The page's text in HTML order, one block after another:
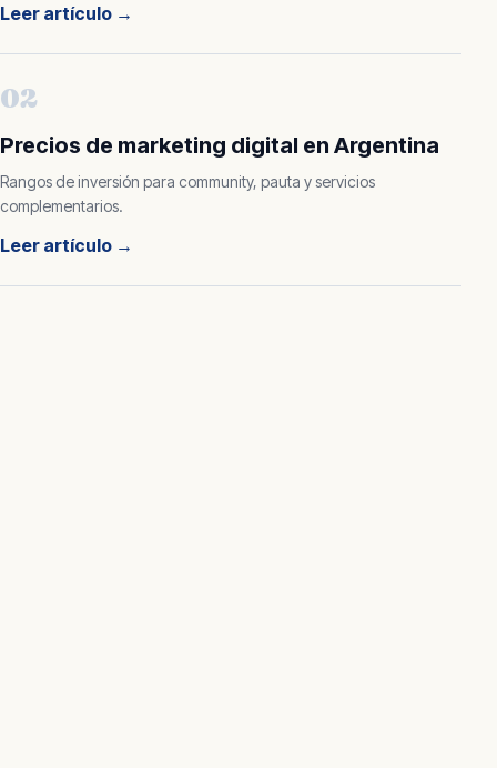
Leer artículo →
02
Precios de marketing digital en Argentina
Rangos de inversión para community, pauta y servicios
complementarios.
Leer artículo →